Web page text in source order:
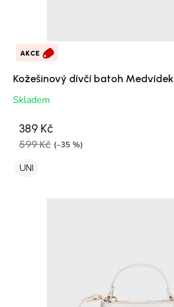
AKCE
Kožešinový dívčí batoh Medvídek
Skladem
389 Kč
599 Kč (–35 %)
UNI